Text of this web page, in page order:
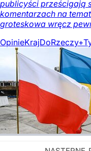
publicyści prześcigają
komentarzach na
groteskowa wręcz
OpinieKrajDoRzeczy+